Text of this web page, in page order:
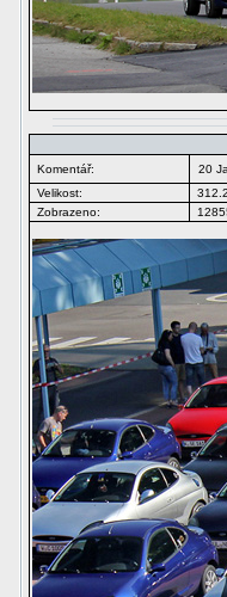
Komentář:
20
Velikost:
Zobrazeno: